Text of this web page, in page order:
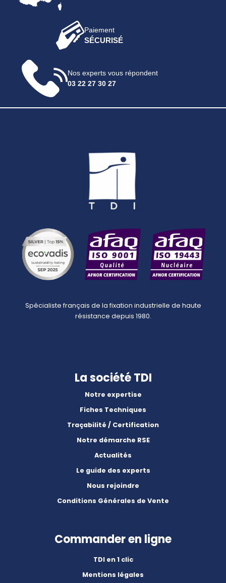
Paiement
SÉCURISÉ
Nos experts vous répondent
03 22 27 30 27
Spécialiste français de la fixation industrielle de haute
résistance depuis 1980.
La société TDI
Notre expertise
Fiches Techniques
Traçabilité / Certification
Notre démarche RSE
Actualités
Le guide des experts
Nous rejoindre
Conditions Générales de Vente
Commander en ligne
TDI en 1 clic
Mentions légales